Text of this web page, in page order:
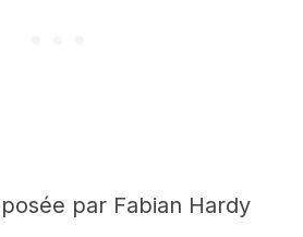
par Fabian Hardy